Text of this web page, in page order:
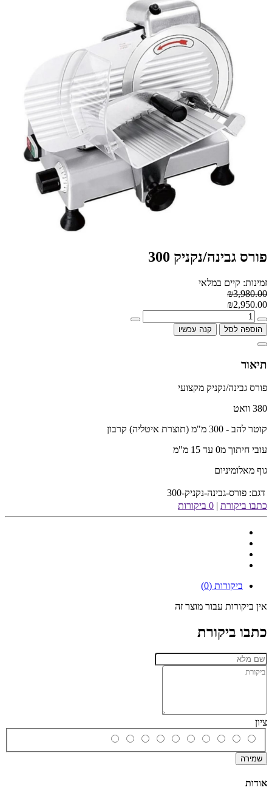
פורס גבינה/נקניק 300
זמינות: קיים במלאי
₪3,980.00
₪2,950.00
הוספה לסל קנה עכשיו
תיאור
פורס גבינה/נקניק מקצועי
380 וואט
קוטר להב - 300 מ"מ (תוצרת איטליה) קרבון
עובי חיתוך מ0 עד 15 מ"מ
גוף מאלומיניום
דגם: פורס-גבינה-נקניק-300
כתבו ביקורת | 0 ביקורות
ביקורות (0)
אין ביקורות עבור מוצר זה
כתבו ביקורת
ציון
שמירה
אודות